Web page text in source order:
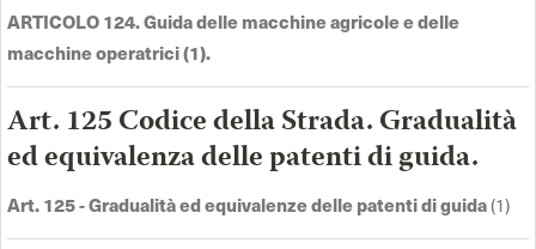
ARTICOLO 124. Guida delle macchine agricole e delle
macchine operatrici (1).
Art. 125 Codice della Strada. Gradualità
ed equivalenza delle patenti di guida.
Art. 125 - Gradualità ed equivalenze delle patenti di guida(1)